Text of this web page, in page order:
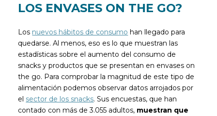
LOS ENVASES ON THE GO?
Los nuevos hábitos de consumo han llegado para
quedarse. Al menos, eso es lo que muestran las
estadísticas sobre el aumento del consumo de
snacks y productos que se presentan en envases on
the go. Para comprobar la magnitud de este tipo de
alimentación podemos observar datos arrojados por
el sector de los snacks. Sus encuestas, que han
contado con más de 3.055 adultos, muestran que